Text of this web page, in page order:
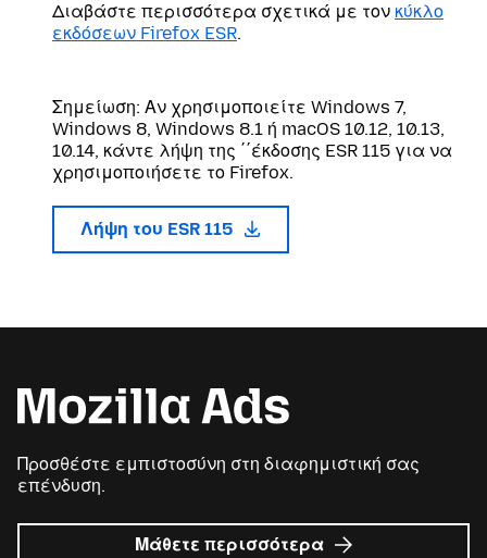
Διαβάστε περισσότερα σχετικά με τον κύκλο
εκδόσεων Firefox ESR.
Σημείωση: Αν χρησιμοποιείτε Windows 7,
Windows 8, Windows 8.1 ή macOS 10.12, 10.13,
10.14, κάντε λήψη της ΄΄έκδοσης ESR 115 για να
χρησιμοποιήσετε το Firefox.
Λήψη του ESR 115
Προσθέστε εμπιστοσύνη στη διαφημιστική σας
επένδυση.
Μάθετε περισσότερα σχετικά